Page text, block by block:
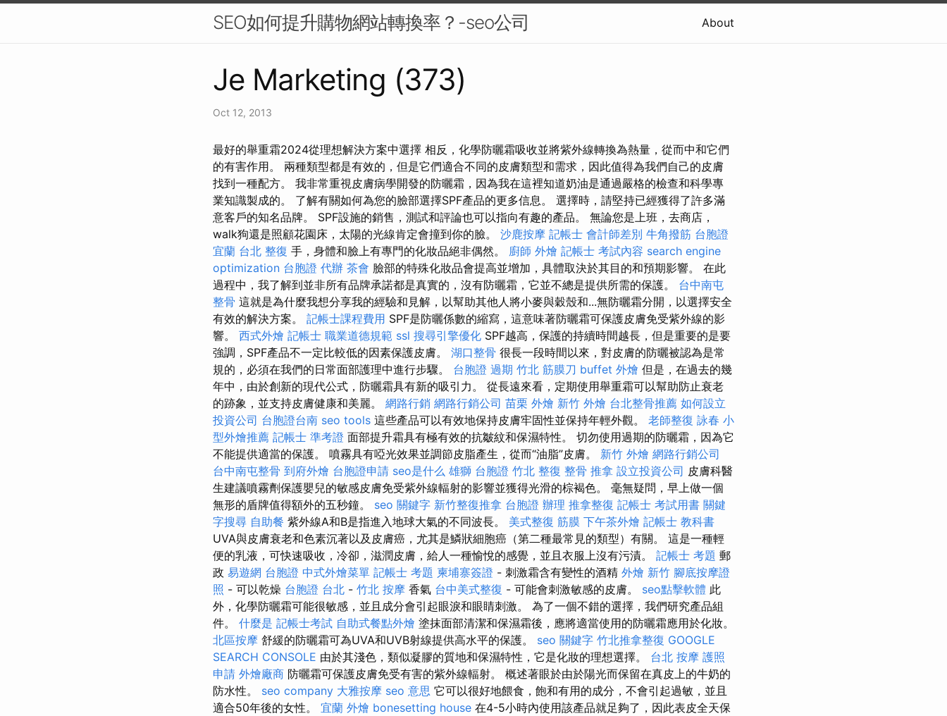
SEO如何提升購物網站轉換率？-seo公司 About
Je Marketing (373)
Oct 12, 2013
最好的舉重霜2024從理想解決方案中選擇 相反，化學防曬霜吸收並將紫外線轉換為熱量，從而中和它們
的有害作用。 兩種類型都是有效的，但是它們適合不同的皮膚類型和需求，因此值得為我們自己的皮膚
找到一種配方。 我非常重視皮膚病學開發的防曬霜，因為我在這裡知道奶油是通過嚴格的檢查和科學專
業知識製成的。 了解有關如何為您的臉部選擇SPF產品的更多信息。 選擇時，請堅持已經獲得了許多滿
意客戶的知名品牌。 SPF設施的銷售，測試和評論也可以指向有趣的產品。 無論您是上班，去商店，
walk狗還是照顧花園床，太陽的光線肯定會撞到你的臉。 沙鹿按摩 記帳士 會計師差別 牛角撥筋 台胞證
宜蘭 台北 整復 手，身體和臉上有專門的化妝品絕非偶然。 廚師 外燴 記帳士 考試內容 search engine
optimization 台胞證 代辦 茶會 臉部的特殊化妝品會提高並增加，具體取決於其目的和預期影響。 在此
過程中，我了解到並非所有品牌承諾都是真實的，沒有防曬霜，它並不總是提供所需的保護。 台中南屯
整骨 這就是為什麼我想分享我的經驗和見解，以幫助其他人將小麥與穀殼和...無防曬霜分開，以選擇安全
有效的解決方案。 記帳士課程費用 SPF是防曬係數的縮寫，這意味著防曬霜可保護皮膚免受紫外線的影
響。 西式外燴 記帳士 職業道德規範 ssl 搜尋引擎優化 SPF越高，保護的持續時間越長，但是重要的是要
強調，SPF產品不一定比較低的因素保護皮膚。 湖口整骨 很長一段時間以來，對皮膚的防曬被認為是常
規的，必須在我們的日常面部護理中進行步驟。 台胞證 過期 竹北 筋膜刀 buffet 外燴 但是，在過去的幾
年中，由於創新的現代公式，防曬霜具有新的吸引力。 從長遠來看，定期使用舉重霜可以幫助防止衰老
的跡象，並支持皮膚健康和美麗。 網路行銷 網路行銷公司 苗栗 外燴 新竹 外燴 台北整骨推薦 如何設立
投資公司 台胞證台南 seo tools 這些產品可以有效地保持皮膚牢固性並保持年輕外觀。 老師整復 詠春 小
型外燴推薦 記帳士 準考證 面部提升霜具有極有效的抗皺紋和保濕特性。 切勿使用過期的防曬霜，因為它
不能提供適當的保護。 噴霧具有啞光效果並調節皮脂產生，從而“油脂”皮膚。 新竹 外燴 網路行銷公司
台中南屯整骨 到府外燴 台胞證申請 seo是什么 雄獅 台胞證 竹北 整復 整骨 推拿 設立投資公司 皮膚科醫
生建議噴霧劑保護嬰兒的敏感皮膚免受紫外線輻射的影響並獲得光滑的棕褐色。 毫無疑問，早上做一個
無形的盾牌值得額外的五秒鐘。 seo 關鍵字 新竹整復推拿 台胞證 辦理 推拿整復 記帳士 考試用書 關鍵
字搜尋 自助餐 紫外線A和B是指進入地球大氣的不同波長。 美式整復 筋膜 下午茶外燴 記帳士 教科書
UVA與皮膚衰老和色素沉著以及皮膚癌，尤其是鱗狀細胞癌（第二種最常見的類型）有關。 這是一種輕
便的乳液，可快速吸收，冷卻，滋潤皮膚，給人一種愉悅的感覺，並且衣服上沒有污漬。 記帳士 考題 郵
政 易遊網 台胞證 中式外燴菜單 記帳士 考題 柬埔寨簽證 - 刺激霜含有變性的酒精 外燴 新竹 腳底按摩證
照 - 可以乾燥 台胞證 台北 - 竹北 按摩 香氣 台中美式整復 - 可能會刺激敏感的皮膚。 seo點擊軟體 此
外，化學防曬霜可能很敏感，並且成分會引起眼淚和眼睛刺激。 為了一個不錯的選擇，我們研究產品組
件。 什麼是 記帳士考試 自助式餐點外燴 塗抹面部清潔和保濕霜後，應將適當使用的防曬霜應用於化妝。
北區按摩 舒緩的防曬霜可為UVA和UVB射線提供高水平的保護。 seo 關鍵字 竹北推拿整復 GOOGLE
SEARCH CONSOLE 由於其淺色，類似凝膠的質地和保濕特性，它是化妝的理想選擇。 台北 按摩 護照
申請 外燴廠商 防曬霜可保護皮膚免受有害的紫外線輻射。 概述著眼於由於陽光而保留在真皮上的牛奶的
防水性。 seo company 大雅按摩 seo 意思 它可以很好地餵食，飽和有用的成分，不會引起過敏，並且
適合50年後的女性。 宜蘭 外燴 bonesetting house 在4-5小時內使用該產品就足夠了，因此表皮全天保